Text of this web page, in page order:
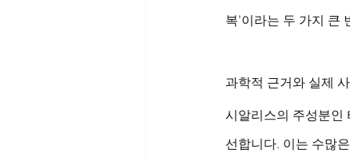
복’이라는 두 가지 큰
과학적 근거와 실제
시알리스의 주성분인
선합니다. 이는 수많